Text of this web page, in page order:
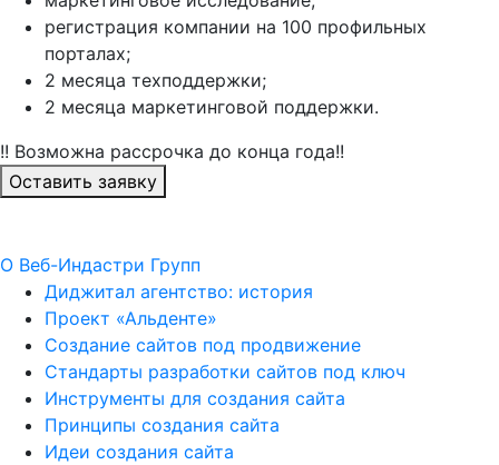
регистрация компании на 100 профильных
порталах;
2 месяца техподдержки;
2 месяца маркетинговой поддержки.
!! Возможна рассрочка до конца года!!
Оставить заявку
О Веб-Индастри Групп
Диджитал агентство: история
Проект «Альденте»
Создание сайтов под продвижение
Стандарты разработки сайтов под ключ
Инструменты для создания сайта
Принципы создания сайта
Идеи создания сайта